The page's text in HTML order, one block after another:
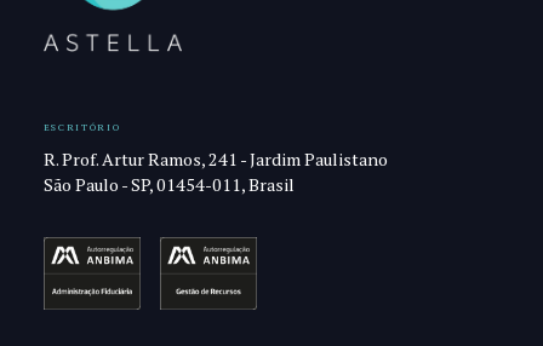
ESCRITÓRIO
R. Prof. Artur Ramos, 241 - Jardim Paulistano
São Paulo - SP, 01454-011, Brasil